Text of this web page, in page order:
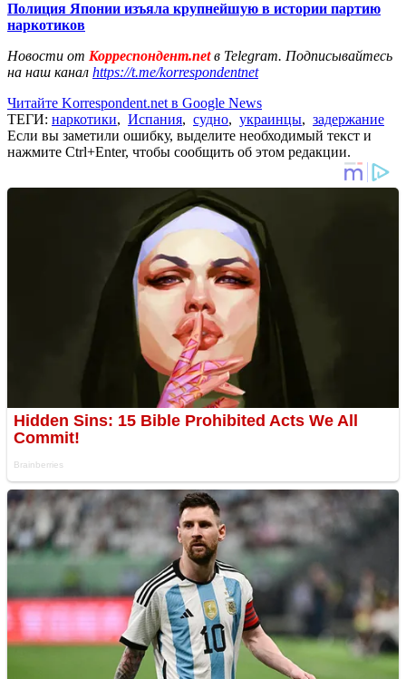
Полиция Японии изъяла крупнейшую в истории партию
наркотиков
Новости от Корреспондент.netв Telegram. Подписывайтесь
на наш канал https://t.me/korrespondentnet
Читайте Korrespondent.net в Google News
ТЕГИ: наркотики, Испания, судно, украинцы, задержание
Если вы заметили ошибку, выделите необходимый текст и
нажмите Ctrl+Enter, чтобы сообщить об этом редакции.